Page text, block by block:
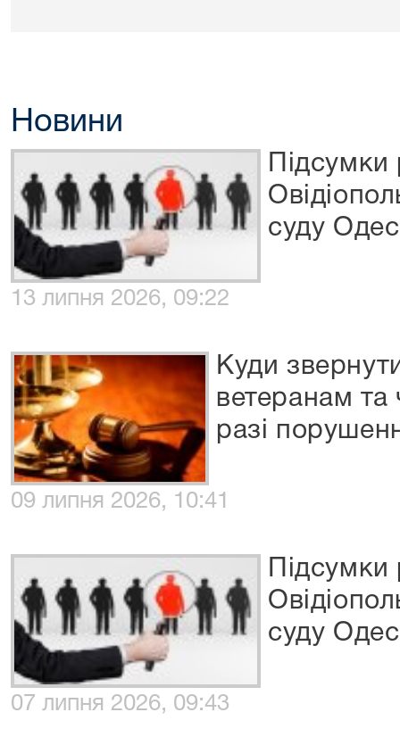
Новини
суду
13 липня 2026, 09:22
Куди
ветеранам та
разі
09 липня 2026, 10:41
суду
07 липня 2026, 09:43